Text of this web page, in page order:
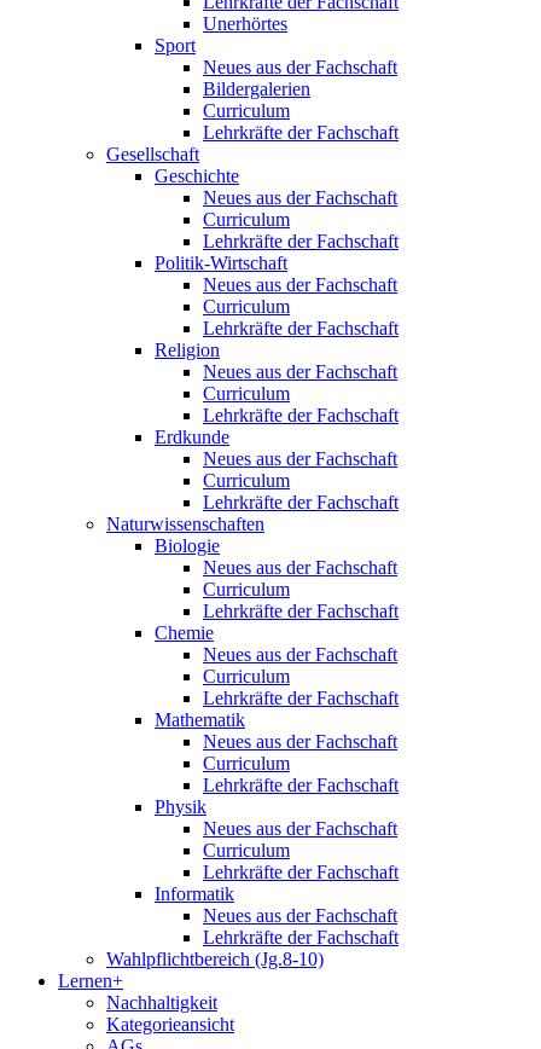
Unerhörtes
Sport
Neues aus der Fachschaft
Bildergalerien
Curriculum
Lehrkräfte der Fachschaft
Gesellschaft
Geschichte
Neues aus der Fachschaft
Curriculum
Lehrkräfte der Fachschaft
Politik-Wirtschaft
Neues aus der Fachschaft
Curriculum
Lehrkräfte der Fachschaft
Religion
Neues aus der Fachschaft
Curriculum
Lehrkräfte der Fachschaft
Erdkunde
Neues aus der Fachschaft
Curriculum
Lehrkräfte der Fachschaft
Naturwissenschaften
Biologie
Neues aus der Fachschaft
Curriculum
Lehrkräfte der Fachschaft
Chemie
Neues aus der Fachschaft
Curriculum
Lehrkräfte der Fachschaft
Mathematik
Neues aus der Fachschaft
Curriculum
Lehrkräfte der Fachschaft
Physik
Neues aus der Fachschaft
Curriculum
Lehrkräfte der Fachschaft
Informatik
Neues aus der Fachschaft
Lehrkräfte der Fachschaft
Wahlpflichtbereich (Jg.8-10)
Lernen+
Nachhaltigkeit
Kategorieansicht